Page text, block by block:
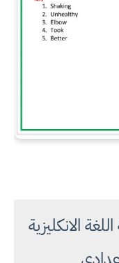
الانكليزية